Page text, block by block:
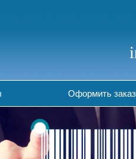
Оформить заказ